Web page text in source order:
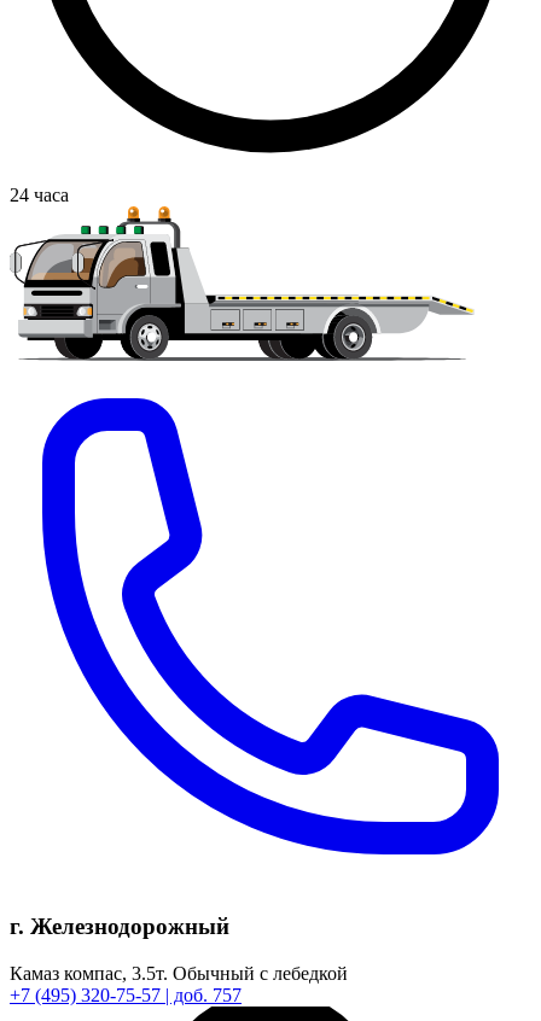
24 часа
г. Железнодорожный
Камаз компас, 3.5т. Обычный с лебедкой
+7 (495) 320-75-57 | доб. 757